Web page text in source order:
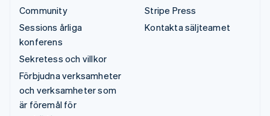
Community
Sessions årliga
konferens
Sekretess och villkor
Förbjudna verksamheter
och verksamheter som
är föremål för
Stripe Press
Kontakta säljteamet